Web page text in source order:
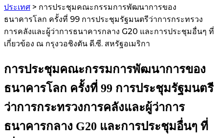
ประเทศ > การประชุมคณะกรรมการพัฒนาการของ
ธนาคารโลก ครั้งที่ 99 การประชุมรัฐมนตรีว่าการกระทรวง
การคลังและผู้ว่าการธนาคารกลาง G20 และการประชุมอื่นๆ ที่
เกี่ยวข้อง ณ กรุงวอชิงตัน ดี.ซี. สหรัฐอเมริกา
การประชุมคณะกรรมการพัฒนาการของ
ธนาคารโลก ครั้งที่ 99 การประชุมรัฐมนตรี
ว่าการกระทรวงการคลังและผู้ว่าการ
ธนาคารกลาง G20 และการประชุมอื่นๆ ที่